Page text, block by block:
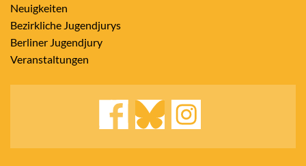
Neuigkeiten
Bezirkliche Jugendjurys
Berliner Jugendjury
Veranstaltungen